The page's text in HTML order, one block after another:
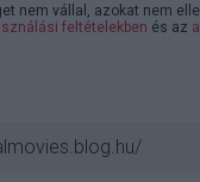
nem vállal, azokat nem
feltételekben és az